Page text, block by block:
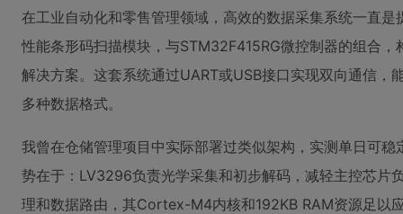
在工业自动化和零售管理领域，高效的数据采集系统一直
性能条形码扫描模块，与STM32F415RG微控制器的组合
解决方案。这套系统通过UART或USB接口实现双向通信，
多种数据格式。
我曾在仓储管理项目中实际部署过类似架构，实测单日可
势在于：LV3296负责光学采集和初步解码，减轻主控芯片
理和数据路由，其Cortex-M4内核和192KB RAM资源足以